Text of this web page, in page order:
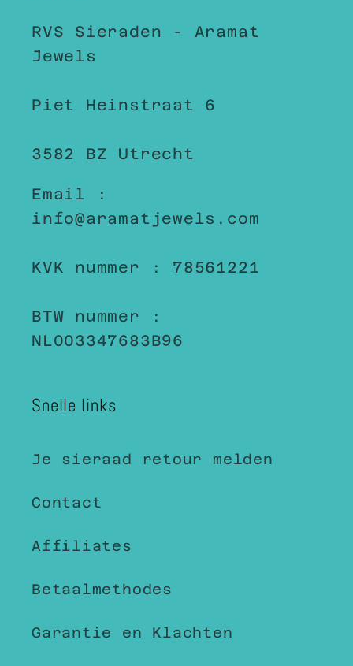
RVS Sieraden - Aramat
Jewels
Piet Heinstraat 6
3582 BZ Utrecht
Email :
info@aramatjewels.com
KVK nummer : 78561221
BTW nummer :
NL003347683B96
Snelle links
Je sieraad retour melden
Contact
Affiliates
Betaalmethodes
Garantie en Klachten